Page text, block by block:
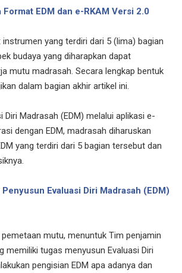
Format EDM dan e-RKAM Versi 2.0
instrumen yang terdiri dari 5 (lima) bagian
budaya yang diharapkan dapat
mutu madrasah. Secara lengkap bentuk
dalam bagian akhir artikel ini.
Diri Madrasah (EDM) melalui aplikasi e-
dengan EDM, madrasah diharuskan
yang terdiri dari 5 bagian tersebut dan
Penyusun Evaluasi Diri Madrasah (EDM)
pemetaan mutu, menuntuk Tim penjamin
memiliki tugas menyusun Evaluasi Diri
pengisian EDM apa adanya dan